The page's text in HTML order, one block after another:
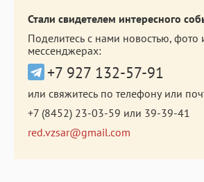
Стали свидетелем интересного
Поделитесь с нами новостью, фото
мессенджерах:
+7 927 132-57-91
или свяжитесь по телефону или
+7 (8452) 23-03-59 или 39-39-41
red.vzsar@gmail.com